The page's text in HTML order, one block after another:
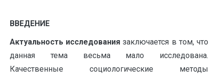
ВВЕДЕНИЕ
Актуальность исследования заключается в том, что
данная тема весьма мало исследована.
Качественные социологические методы